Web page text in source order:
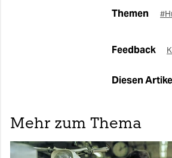
Themen
Feedback
Diesen
Mehr zum Thema